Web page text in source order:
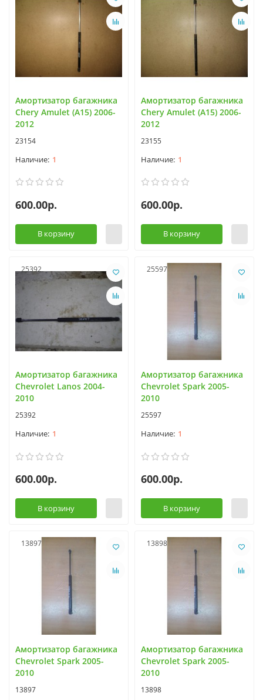
Амортизатор багажника
Chery Amulet (A15) 2006-
2012
23154
1
600.00р.
В корзину
Амортизатор багажника
Chery Amulet (A15) 2006-
2012
23155
1
600.00р.
В корзину
25392
Амортизатор багажника
Chevrolet Lanos 2004-
2010
25392
1
600.00р.
В корзину
25597
Амортизатор багажника
Chevrolet Spark 2005-
2010
25597
1
600.00р.
В корзину
13897
Амортизатор багажника
Chevrolet Spark 2005-
2010
13897
13898
Амортизатор багажника
Chevrolet Spark 2005-
2010
13898